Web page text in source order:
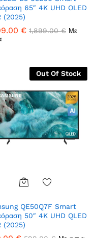
Wish
65″ 4K UHD OLED
(2025)
€ 1,899.00€ Με
Out Of Stock
to
Wish
QE50Q7F Smart
50″ 4K UHD QLED
(2025)